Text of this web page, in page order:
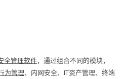
全管理软件，通过组合不同的模块，
为管理、内网安全、IT资产管理、终端